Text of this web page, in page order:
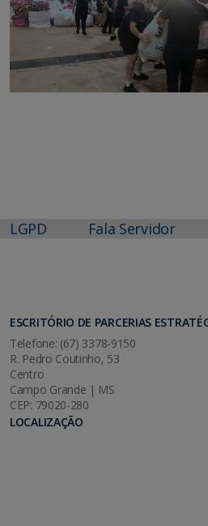
LGPD Fala Servidor
ESCRITÓRIO DE PARCERIAS
Telefone: (67) 3378-9150
R. Pedro Coutinho, 53
Centro
Campo Grande | MS
CEP: 79020-280
LOCALIZAÇÃO